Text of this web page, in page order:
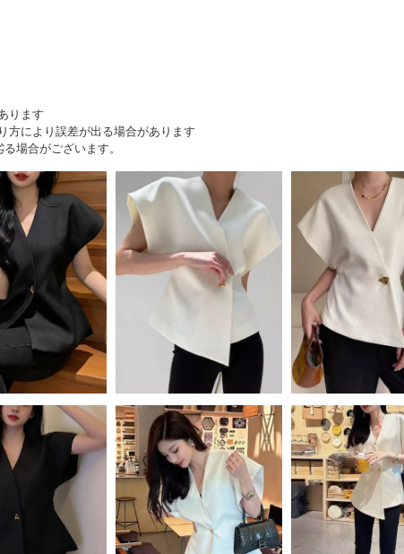
ります
方により誤差が出る場合があります
場合がございます。